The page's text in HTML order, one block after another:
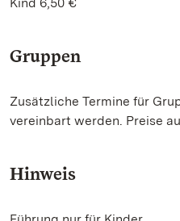
Gruppen
Zusätzliche Termine für
vereinbart werden. Preise
Hinweis